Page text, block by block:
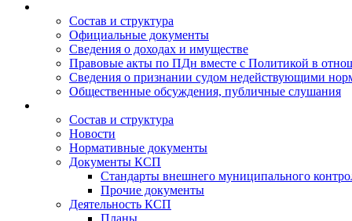
Состав и структура
Официальные документы
Сведения о доходах и имуществе
Правовые акты по ПДн вместе с Политикой в
Сведения о признании судом недействующими
Общественные обсуждения, публичные слушания
Состав и структура
Новости
Нормативные документы
Документы КСП
Стандарты внешнего муниципального
Прочие документы
Деятельность КСП
Планы